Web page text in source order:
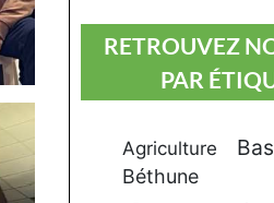
RETROUVEZ
PAR
Agriculture
Béthune